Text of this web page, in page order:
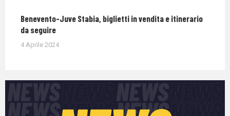
Benevento-Juve Stabia, biglietti in vendita e itinerario
da seguire
4 Aprile 2024